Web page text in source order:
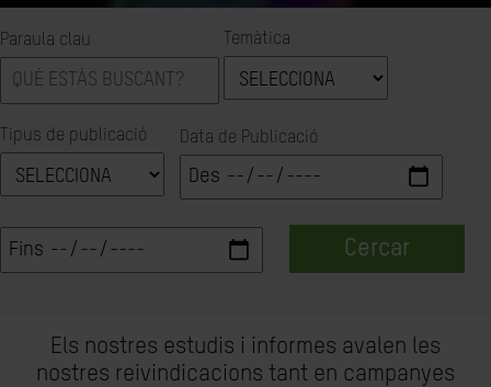
Paraula clau Temàtica
Tipus de publicació Data de Publicació
Cercar
Els nostres estudis i informes avalen les
nostres reivindicacions tant en campanyes